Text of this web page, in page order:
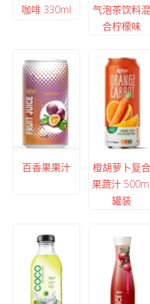
咖啡 330ml
气泡茶饮料混
合柠檬味
百香果果汁
橙胡萝卜复合
果蔬汁 500ml
罐装